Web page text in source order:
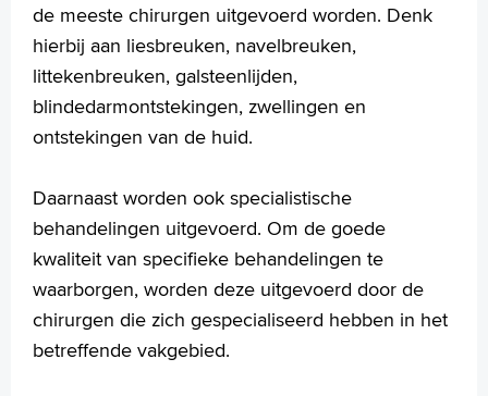
Homepage
Praktische informatie
Specialismen
Werken en leren
Medewerkers
MijnASz
Verwijzers
de meeste chirurgen uitgevoerd worden. Denk
hierbij aan liesbreuken, navelbreuken,
littekenbreuken, galsteenlijden,
blindedarmontstekingen, zwellingen en
ontstekingen van de huid.
Daarnaast worden ook specialistische
behandelingen uitgevoerd. Om de goede
kwaliteit van specifieke behandelingen te
waarborgen, worden deze uitgevoerd door de
chirurgen die zich gespecialiseerd hebben in het
betreffende vakgebied.